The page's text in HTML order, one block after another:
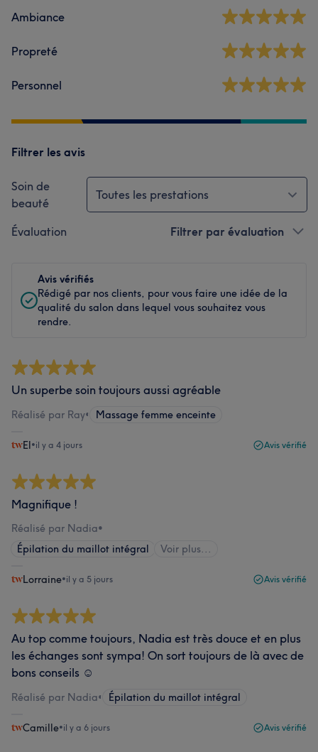
Ambiance
Propreté
Personnel
Filtrer les avis
Soin de
beauté
Toutes les prestations
Évaluation Filtrer par évaluation
Avis vérifiés
Rédigé par nos clients, pour vous faire une idée de la
qualité du salon dans lequel vous souhaitez vous
rendre.
Un superbe soin toujours aussi agréable
Réalisé par Ray• Massage femme enceinte
El•il y a 4 jours Avis vérifié
Magnifique !
Réalisé par Nadia•
Épilation du maillot intégral
Voir plus...
Lorraine•il y a 5 jours Avis vérifié
Au top comme toujours, Nadia est très douce et en plus
les échanges sont sympa! On sort toujours de là avec de
bons conseils ☺️
Réalisé par Nadia• Épilation du maillot intégral
Camille•il y a 6 jours Avis vérifié